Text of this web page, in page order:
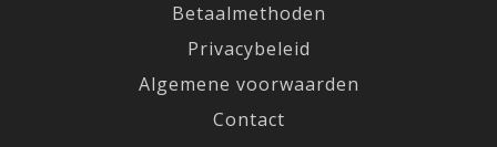
Betaalmethoden
Privacybeleid
Algemene voorwaarden
Contact